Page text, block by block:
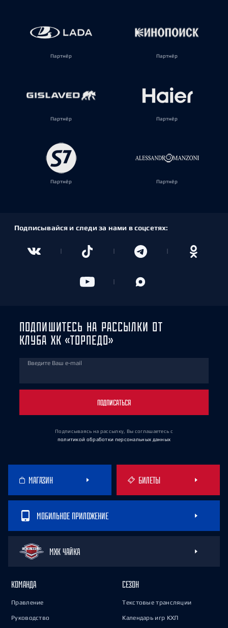
Партнёр Партнёр
Партнёр Партнёр
Партнёр Партнёр
Подписывайся и следи за нами в соцсетях:
ПОДПИШИТЕСЬ НА РАССЫЛКИ ОТ
КЛУБА ХК «ТОРПЕДО»
Введите Ваш e-mail
ПОДПИСАТЬСЯ
Подписываясь на рассылку, Вы соглашаетесь с
политикой обработки персональных данных
МАГАЗИН БИЛЕТЫ
МОБИЛЬНОЕ ПРИЛОЖЕНИЕ
МХК ЧАЙКА
КОМАНДА
Правление
Руководство
СЕЗОН
Текстовые трансляции
Календарь игр КХЛ